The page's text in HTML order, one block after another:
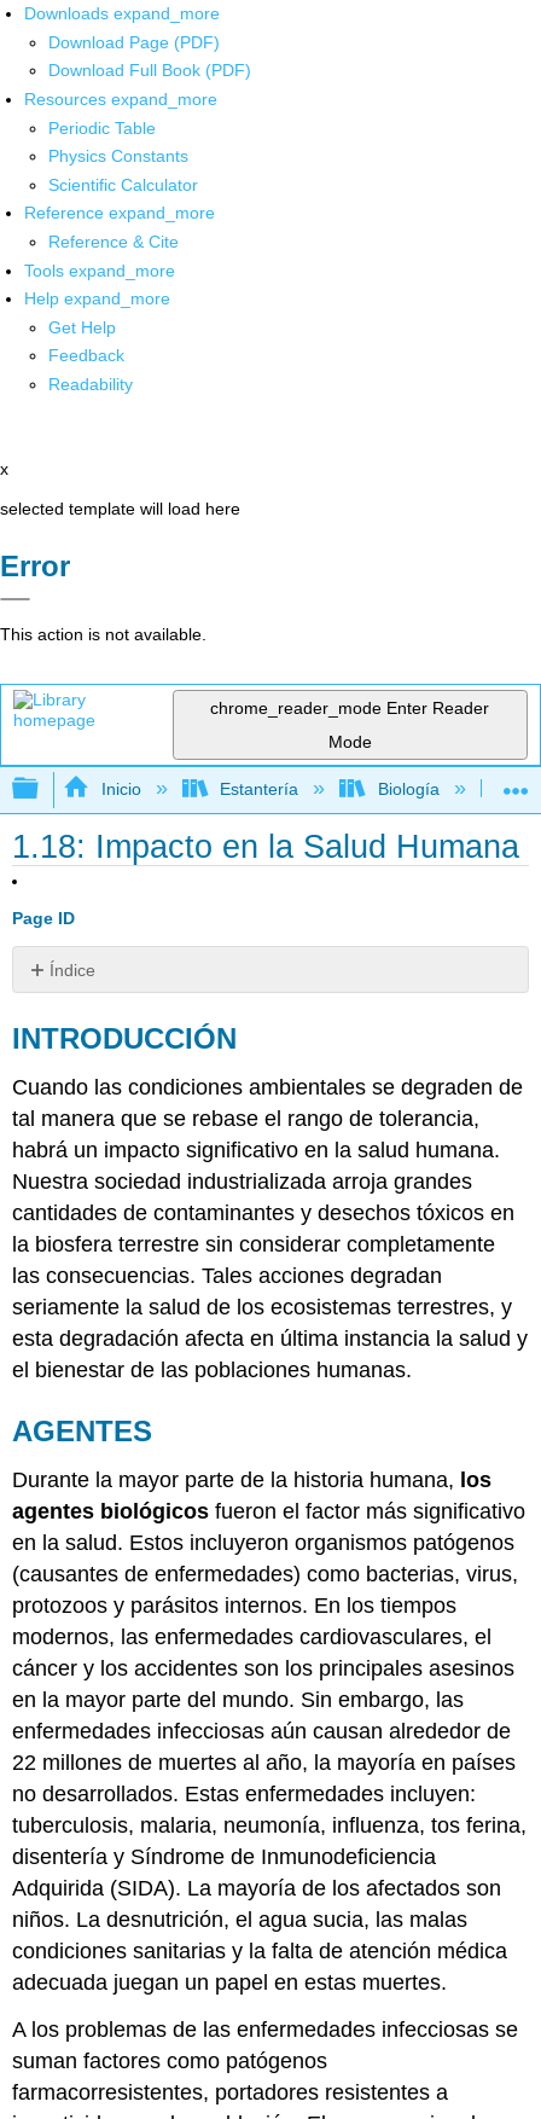
Downloads expand_more
Download Page (PDF)
Download Full Book (PDF)
Resources expand_more
Periodic Table
Physics Constants
Scientific Calculator
Reference expand_more
Reference & Cite
Tools expand_more
Help expand_more
Get Help
Feedback
Readability
x
selected template will load here
Error
This action is not available.
chrome_reader_mode Enter Reader
Mode
Expandir/contraer jerarquía global
Inicio Estantería Biología
1.18: Impacto en la Salud Humana
Page ID
Índice
AGENTES
RIESGOS
RELATIVOS
INTRODUCCIÓN
Cuando las condiciones ambientales se degraden de
tal manera que se rebase el rango de tolerancia,
habrá un impacto significativo en la salud humana.
Nuestra sociedad industrializada arroja grandes
cantidades de contaminantes y desechos tóxicos en
la biosfera terrestre sin considerar completamente
las consecuencias. Tales acciones degradan
seriamente la salud de los ecosistemas terrestres, y
esta degradación afecta en última instancia la salud y
el bienestar de las poblaciones humanas.
AGENTES
Durante la mayor parte de la historia humana, los
agentes biológicos fueron el factor más significativo
en la salud. Estos incluyeron organismos patógenos
(causantes de enfermedades) como bacterias, virus,
protozoos y parásitos internos. En los tiempos
modernos, las enfermedades cardiovasculares, el
cáncer y los accidentes son los principales asesinos
en la mayor parte del mundo. Sin embargo, las
enfermedades infecciosas aún causan alrededor de
22 millones de muertes al año, la mayoría en países
no desarrollados. Estas enfermedades incluyen:
tuberculosis, malaria, neumonía, influenza, tos ferina,
disentería y Síndrome de Inmunodeficiencia
Adquirida (SIDA). La mayoría de los afectados son
niños. La desnutrición, el agua sucia, las malas
condiciones sanitarias y la falta de atención médica
adecuada juegan un papel en estas muertes.
A los problemas de las enfermedades infecciosas se
suman factores como patógenos
farmacorresistentes, portadores resistentes a